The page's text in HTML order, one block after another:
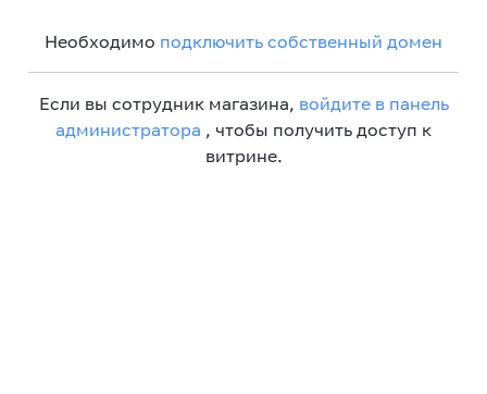
Необходимо подключить собственный домен
Если вы сотрудник магазина, войдите в панель
администратора , чтобы получить доступ к
витрине.